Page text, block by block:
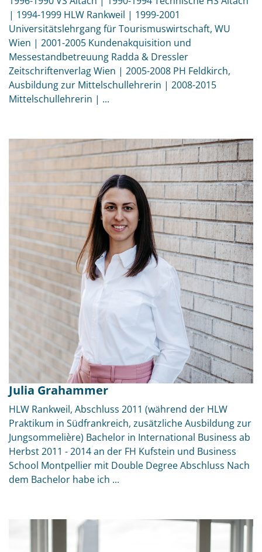
| 1994-1999 HLW Rankweil | 1999-2001
Universitätslehrgang für Tourismuswirtschaft, WU
Wien | 2001-2005 Kundenakquisition und
Messestandbetreuung Radda & Dressler
Zeitschriftenverlag Wien | 2005-2008 PH Feldkirch,
Ausbildung zur Mittelschullehrerin | 2008-2015
Mittelschullehrerin | ...
Julia Grahammer
HLW Rankweil, Abschluss 2011 (während der HLW
Praktikum in Südfrankreich, zusätzliche Ausbildung zur
Jungsommelière) Bachelor in International Business ab
Herbst 2011 - 2014 an der FH Kufstein und Business
School Montpellier mit Double Degree Abschluss Nach
dem Bachelor habe ich ...